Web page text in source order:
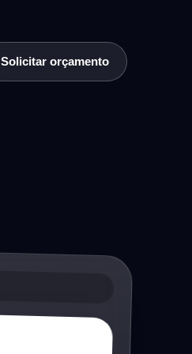
Solicitar orçamento